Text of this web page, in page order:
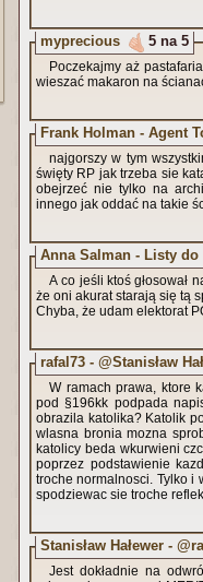
myprecious 5 na 5
Poczekajmy aż
wieszać makaron na
Frank Holman - Agent
najgorszy w tym
święty RP jak trzeba sie
obejrzeć nie tylko na
innego jak oddać na takie
Anna Salman - Listy do
A co jeśli ktoś głosował
że oni akurat starają się tą
Chyba, że udam elektorat
rafal73 - @Stanisław
W ramach prawa, ktore
pod §196kk podpada
obrazila katolika? Katolik
wlasna bronia mozna
katolicy beda wkurwieni
poprzez podstawienie
troche normalnosci. Tylko i
spodziewac sie troche
Stanisław Hałewer -
Jest dokładnie na